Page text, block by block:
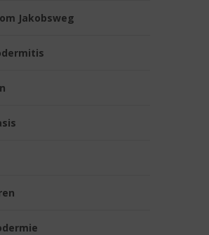
Jakobsweg